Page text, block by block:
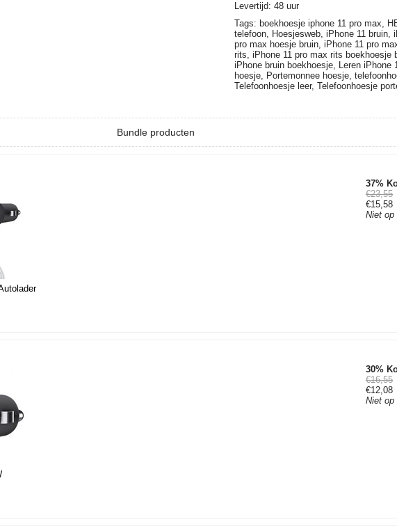
Levertijd: 48 uur
Tags: boekhoesje iphone 11 pro max,
telefoon, Hoesjesweb, iPhone 11 bruin,
pro max hoesje bruin, iPhone 11 pro
rits, iPhone 11 pro max rits boekhoesje
iPhone bruin boekhoesje, Leren iPhone
hoesje, Portemonnee hoesje,
Telefoonhoesje leer, Telefoonhoesje
Bundle producten
37%
€23,55
€15,58
Niet op
30%
€16,55
€12,08
Niet op